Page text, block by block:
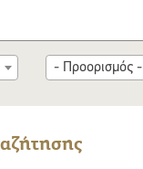
- Προορισμός -